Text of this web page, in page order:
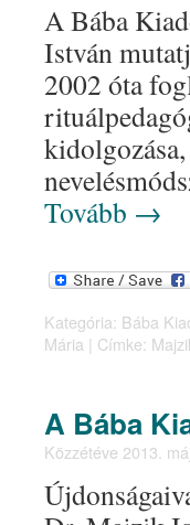
A Bába
István
2002 óta
Tovább →
Kategória: Bába
Mária | Címke:
A Bába
Közzétéve 2013.